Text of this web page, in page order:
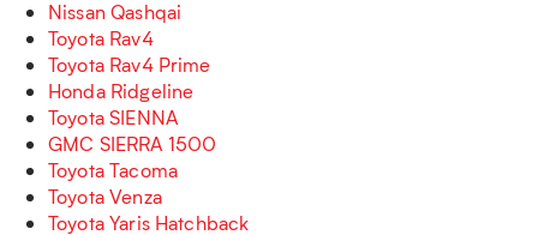
Nissan Qashqai
Toyota Rav4
Toyota Rav4 Prime
Honda Ridgeline
Toyota SIENNA
GMC SIERRA 1500
Toyota Tacoma
Toyota Venza
Toyota Yaris Hatchback